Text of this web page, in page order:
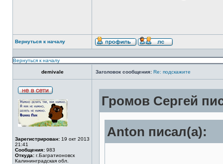
Вернуться к началу
Вернуться к началу
demivale Заголовок сообщения: Re: подскажите
Зарегистрирован: 19 окт 2013
21:41
Сообщения: 983
Откуда: г.Багратионовск
Калининградская обл.
Громов Сергей
Anton писал(а):